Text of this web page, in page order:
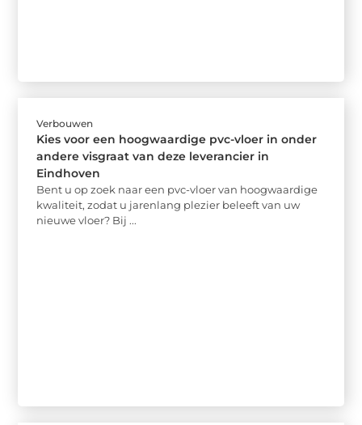
Verbouwen
Kies voor een hoogwaardige pvc-vloer in onder
andere visgraat van deze leverancier in
Eindhoven
Bent u op zoek naar een pvc-vloer van hoogwaardige
kwaliteit, zodat u jarenlang plezier beleeft van uw
nieuwe vloer? Bij ...